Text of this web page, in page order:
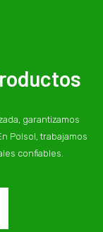
garantizamos
Polsol, trabajamos
confiables.